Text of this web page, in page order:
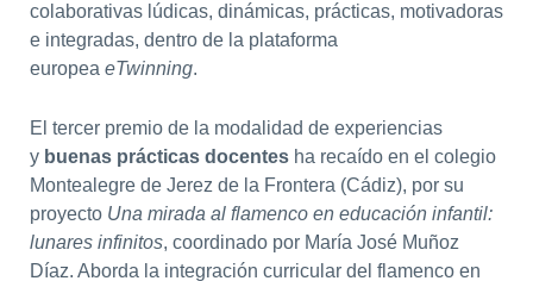
colaborativas lúdicas, dinámicas, prácticas, motivadoras
e integradas, dentro de la plataforma
europea eTwinning.
El tercer premio de la modalidad de experiencias
y buenas prácticas docentesha recaído en el colegio
Montealegre de Jerez de la Frontera (Cádiz), por su
proyecto Una mirada al flamenco en educación infantil:
lunares infinitos, coordinado por María José Muñoz
Díaz. Aborda la integración curricular del flamenco en